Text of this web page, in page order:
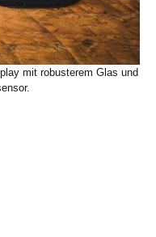
mit robusterem Glas und